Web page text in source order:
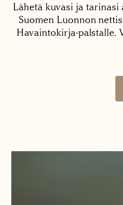
Lähetä kuvasi ja
Suomen Luonnon
Havaintokirja-palstalle.